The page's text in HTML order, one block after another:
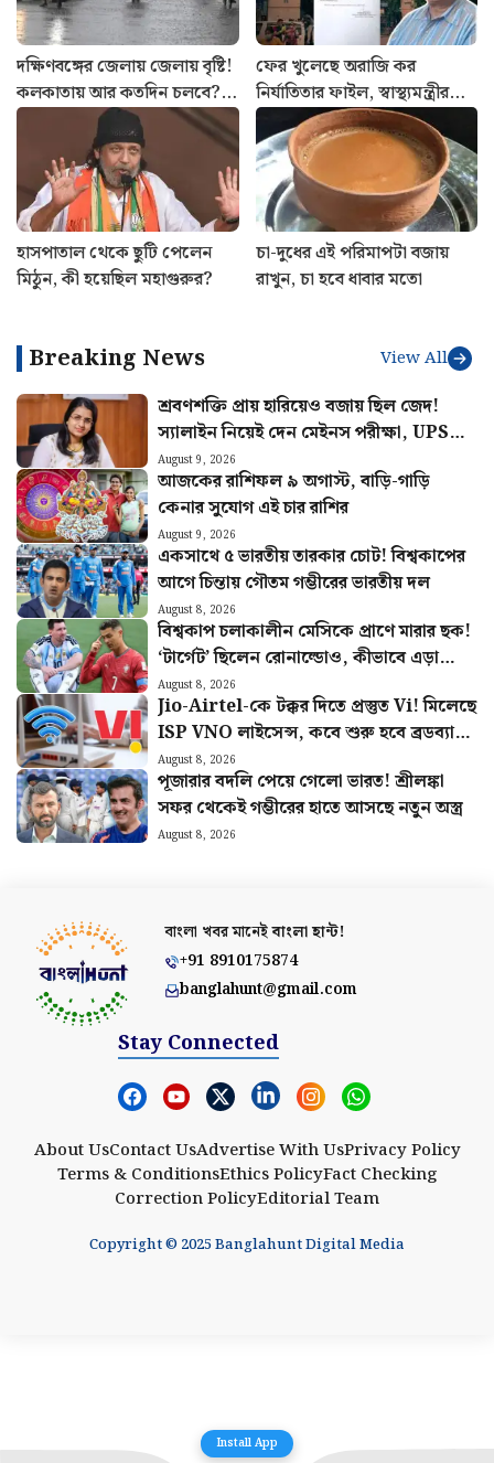
দক্ষিণবঙ্গের জেলায় জেলায় বৃষ্টি!
কলকাতায় আর কতদিন চলবে?
আবহাওয়ার লেটেস্ট আপডেট
ফের খুলেছে অরাজি কর
নির্যাতিতার ফাইল, স্বাস্থ্যমন্ত্রীর
সাথে বৈঠক সেরে ঘোষণা
শুভেন্দু অধিকারীর
হাসপাতাল থেকে ছুটি পেলেন
মিঠুন, কী হয়েছিল মহাগুরুর?
চা-দুধের এই পরিমাপটা বজায়
রাখুন, চা হবে ধাবার মতো
Breaking News View All
শ্রবণশক্তি প্রায় হারিয়েও বজায় ছিল জেদ!
স্যালাইন নিয়েই দেন মেইনস পরীক্ষা, UPSC-
তে বাজিমাত সৌম্যার
August 9, 2026
আজকের রাশিফল ৯ অগাস্ট, বাড়ি-গাড়ি
কেনার সুযোগ এই চার রাশির
August 9, 2026
একসাথে ৫ ভারতীয় তারকার চোট! বিশ্বকাপের
আগে চিন্তায় গৌতম গম্ভীরের ভারতীয় দল
August 8, 2026
বিশ্বকাপ চলাকালীন মেসিকে প্রাণে মারার ছক!
‘টার্গেট’ ছিলেন রোনাল্ডোও, কীভাবে এড়ানো
গেল হামলা?
August 8, 2026
Jio-Airtel-কে টক্কর দিতে প্রস্তুত Vi! মিলেছে
ISP VNO লাইসেন্স, কবে শুরু হবে ব্রডব্যান্ড
সার্ভিস?
August 8, 2026
পূজারার বদলি পেয়ে গেলো ভারত! শ্রীলঙ্কা
সফর থেকেই গম্ভীরের হাতে আসছে নতুন অস্ত্র
August 8, 2026
বাংলা খবর মানেইবাংলা হান্ট!
+91 8910175874
banglahunt@gmail.com
Stay Connected
About UsContact UsAdvertise With UsPrivacy Policy
Terms & ConditionsEthics PolicyFact Checking
Correction PolicyEditorial Team
Copyright © 2025 Banglahunt Digital Media
Install App